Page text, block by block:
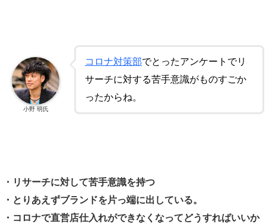
コロナ対策部でとったアンケートでリ
サーチに対する苦手意識がものすごか
ったからね。
小野 明氏
・リサーチに対して苦手意識を持つ
・とりあえずブランドを片っ端に出している。
・コロナで直営店仕入れができなくなってどうすればいいか